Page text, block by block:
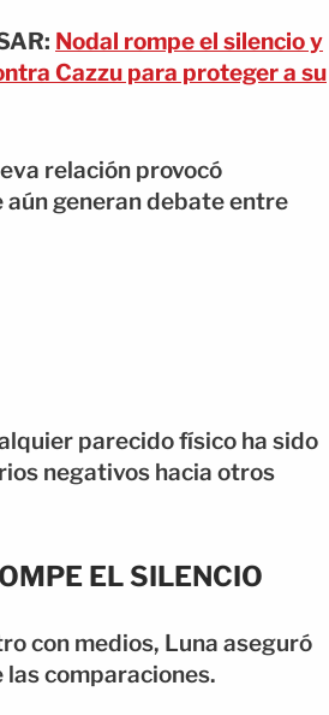
Nodal rompe el silencio y
Cazzu para proteger a su
relación provocó
aún generan debate entre
parecido físico ha sido
negativos hacia otros
EL SILENCIO
con medios, Luna aseguró
comparaciones.